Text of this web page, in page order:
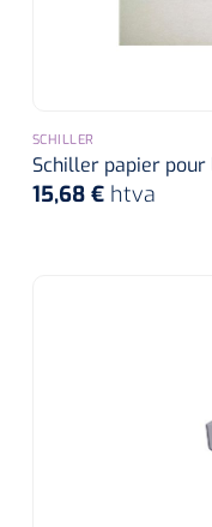
SCHILLER
Schiller papier pour
15,68 € htva